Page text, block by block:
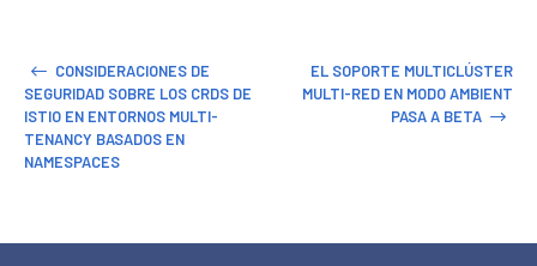
CONSIDERACIONES DE
SEGURIDAD SOBRE LOS CRDS DE
ISTIO EN ENTORNOS MULTI-
TENANCY BASADOS EN
NAMESPACES
EL SOPORTE MULTICLÚSTER
MULTI-RED EN MODO AMBIENT
PASA A BETA